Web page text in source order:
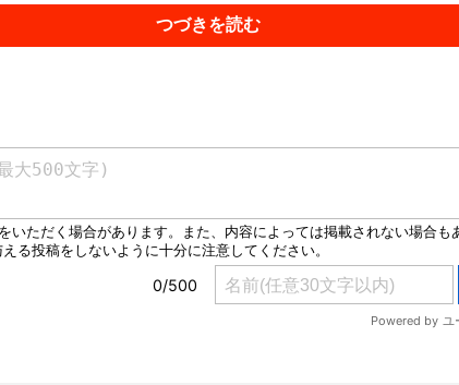
つづきを読む